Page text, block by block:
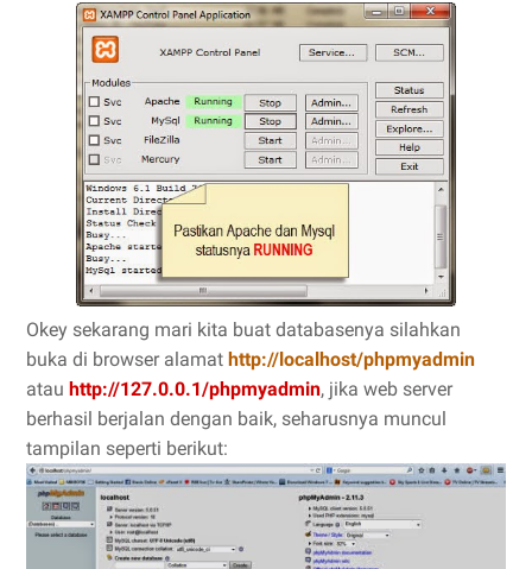
Okey sekarang mari kita buat databasenya silahkan
buka di browser alamat http://localhost/phpmyadmin
atau http://127.0.0.1/phpmyadmin, jika web server
berhasil berjalan dengan baik, seharusnya muncul
tampilan seperti berikut: